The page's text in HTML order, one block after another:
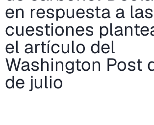
en respuesta a las
cuestiones
el artículo del
Washington Post
de julio